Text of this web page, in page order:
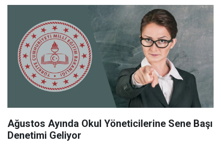
Ağustos Ayında Okul Yöneticilerine Sene Başı
Denetimi Geliyor